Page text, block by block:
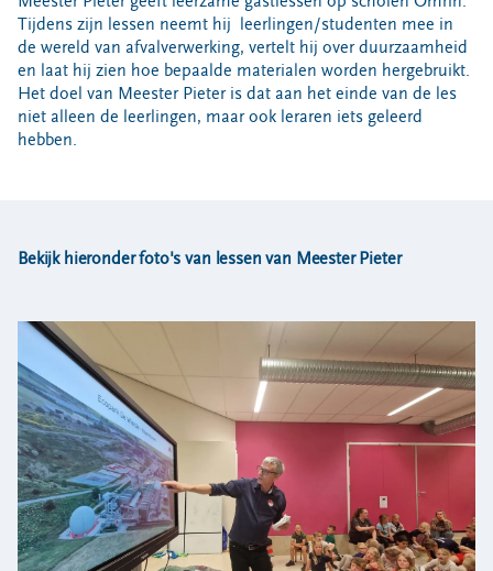
Locaties
Werken bij
Voor gemeenten
Tijdens zijn lessen neemt hij leerlingen/studenten mee in
de wereld van afvalverwerking, vertelt hij over duurzaamheid
en laat hij zien hoe bepaalde materialen worden hergebruikt.
Het doel van Meester Pieter is dat aan het einde van de les
niet alleen de leerlingen, maar ook leraren iets geleerd
hebben.
Bekijk hieronder foto's van lessen van Meester Pieter